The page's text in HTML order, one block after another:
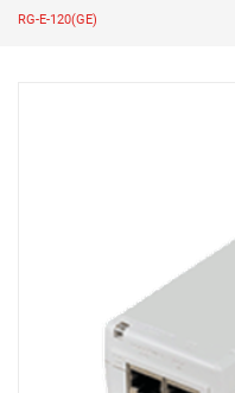
RG-E-120(GE)